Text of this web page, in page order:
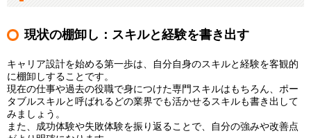
現状の棚卸し：スキルと経験を書き出す
キャリア設計を始める第一歩は、自分自身のスキルと経験を客観的
に棚卸しすることです。
現在の仕事や過去の役職で身につけた専門スキルはもちろん、ポー
タブルスキルと呼ばれるどの業界でも活かせるスキルも書き出して
みましょう。
また、成功体験や失敗体験を振り返ることで、自分の強みや改善点